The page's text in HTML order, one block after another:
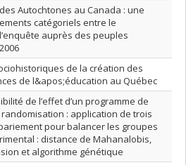
Autochtones au Canada : une
catégoriels entre le
auprès des peuples
de la création des
de l&apos;éducation au Québec
de l’effet d’un programme de
: application de trois
pour balancer les groupes
: distance de Mahanalobis,
et algorithme génétique